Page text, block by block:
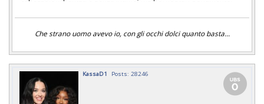
Che strano uomo avevo io, con gli occhi dolci quanto basta...
KassaD1 Posts: 28246